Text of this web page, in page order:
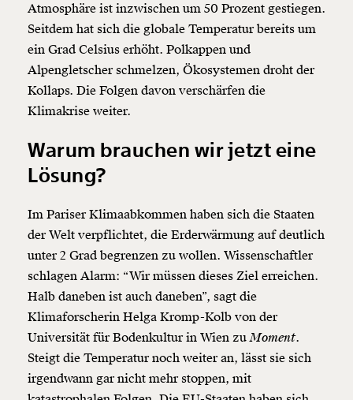
Atmosphäre ist inzwischen um 50 Prozent gestiegen.
Seitdem hat sich die globale Temperatur bereits um
ein Grad Celsius erhöht. Polkappen und
Alpengletscher schmelzen, Ökosystemen droht der
Kollaps. Die Folgen davon verschärfen die
Klimakrise weiter.
Warum brauchen wir jetzt eine
Lösung?
Im Pariser Klimaabkommen haben sich die Staaten
der Welt verpflichtet, die Erderwärmung auf deutlich
unter 2 Grad begrenzen zu wollen. Wissenschaftler
schlagen Alarm: “Wir müssen dieses Ziel erreichen.
Halb daneben ist auch daneben”, sagt die
Klimaforscherin Helga Kromp-Kolb von der
Universität für Bodenkultur in Wien zuMoment.
Steigt die Temperatur noch weiter an, lässt sie sich
irgendwann gar nicht mehr stoppen, mit